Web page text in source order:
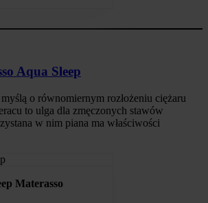
Aqua Sleep
o równomiernym rozłożeniu ciężaru
to ulga dla zmęczonych stawów
w nim piana ma właściwości
Materasso